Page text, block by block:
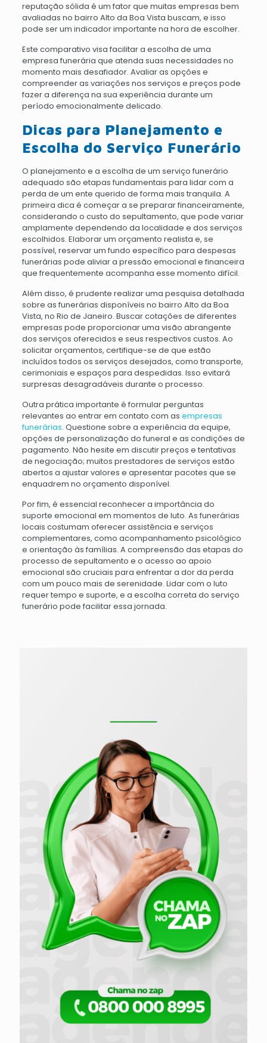
reputação sólida é um fator que muitas empresas bem
avaliadas no bairro Alto da Boa Vista buscam, e isso
pode ser um indicador importante na hora de escolher.
Este comparativo visa facilitar a escolha de uma
empresa funerária que atenda suas necessidades no
momento mais desafiador. Avaliar as opções e
compreender as variações nos serviços e preços pode
fazer a diferença na sua experiência durante um
período emocionalmente delicado.
Dicas para Planejamento e
Escolha do Serviço Funerário
O planejamento e a escolha de um serviço funerário
adequado são etapas fundamentais para lidar com a
perda de um ente querido de forma mais tranquila. A
primeira dica é começar a se preparar financeiramente,
considerando o custo do sepultamento, que pode variar
amplamente dependendo da localidade e dos serviços
escolhidos. Elaborar um orçamento realista e, se
possível, reservar um fundo específico para despesas
funerárias pode aliviar a pressão emocional e financeira
que frequentemente acompanha esse momento difícil.
Além disso, é prudente realizar uma pesquisa detalhada
sobre as funerárias disponíveis no bairro Alto da Boa
Vista, no Rio de Janeiro. Buscar cotações de diferentes
empresas pode proporcionar uma visão abrangente
dos serviços oferecidos e seus respectivos custos. Ao
solicitar orçamentos, certifique-se de que estão
incluídos todos os serviços desejados, como transporte,
cerimoniais e espaços para despedidas. Isso evitará
surpresas desagradáveis durante o processo.
Outra prática importante é formular perguntas
relevantes ao entrar em contato com as empresas
funerárias. Questione sobre a experiência da equipe,
opções de personalização do funeral e as condições de
pagamento. Não hesite em discutir preços e tentativas
de negociação; muitos prestadores de serviços estão
abertos a ajustar valores e apresentar pacotes que se
enquadrem no orçamento disponível.
Por fim, é essencial reconhecer a importância do
suporte emocional em momentos de luto. As funerárias
locais costumam oferecer assistência e serviços
complementares, como acompanhamento psicológico
e orientação às famílias. A compreensão das etapas do
processo de sepultamento e o acesso ao apoio
emocional são cruciais para enfrentar a dor da perda
com um pouco mais de serenidade. Lidar com o luto
requer tempo e suporte, e a escolha correta do serviço
funerário pode facilitar essa jornada.